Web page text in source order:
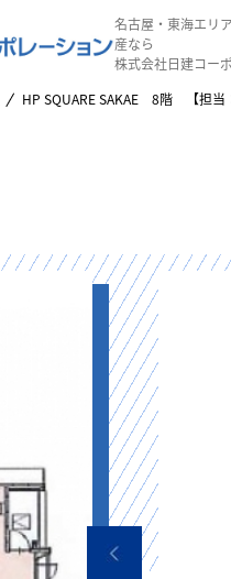
名古屋・東海エリ
産なら
株式会社日建コー
HP SQUARE SAKAE 8階 【担当